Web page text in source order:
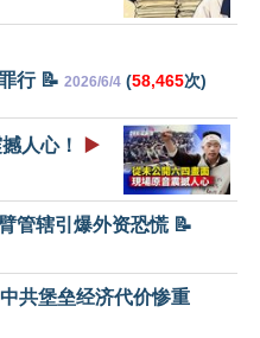
行 📝 2026/6/4 (58,465次)
人心！
▶️
管辖引爆外资恐慌 📝
共堡垒经济代价惨重